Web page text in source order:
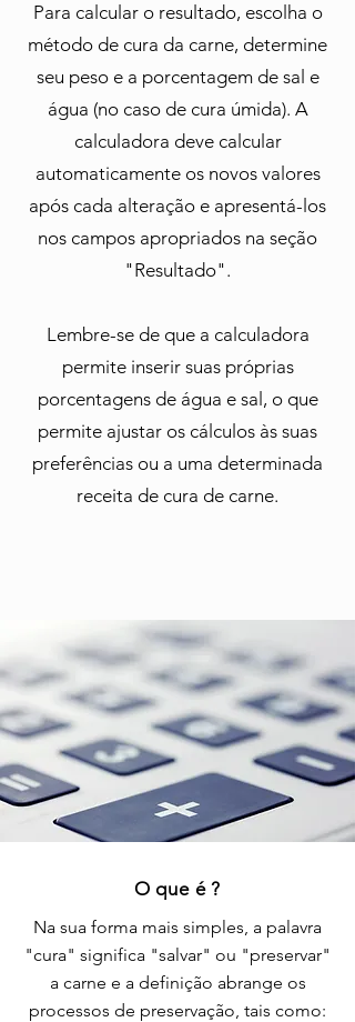
Para calcular o resultado, escolha o
método de cura da carne, determine
seu peso e a porcentagem de sal e
água (no caso de cura úmida). A
calculadora deve calcular
automaticamente os novos valores
após cada alteração e apresentá-los
nos campos apropriados na seção
"Resultado".
Lembre-se de que a calculadora
permite inserir suas próprias
porcentagens de água e sal, o que
permite ajustar os cálculos às suas
preferências ou a uma determinada
receita de cura de carne.
O que é ?
Na sua forma mais simples, a palavra
"cura" significa "salvar" ou "preservar"
a carne e a definição abrange os
processos de preservação, tais como: